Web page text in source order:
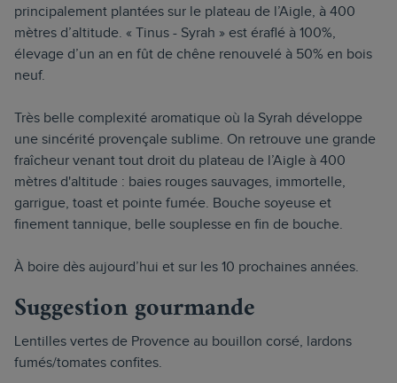
principalement plantées sur le plateau de l’Aigle, à 400
mètres d’altitude. « Tinus - Syrah » est éraflé à 100%,
élevage d’un an en fût de chêne renouvelé à 50% en bois
neuf.
Très belle complexité aromatique où la Syrah développe
une sincérité provençale sublime. On retrouve une grande
fraîcheur venant tout droit du plateau de l’Aigle à 400
mètres d'altitude : baies rouges sauvages, immortelle,
garrigue, toast et pointe fumée. Bouche soyeuse et
finement tannique, belle souplesse en fin de bouche.
À boire dès aujourd’hui et sur les 10 prochaines années.
Suggestion gourmande
Lentilles vertes de Provence au bouillon corsé, lardons
fumés/tomates confites.